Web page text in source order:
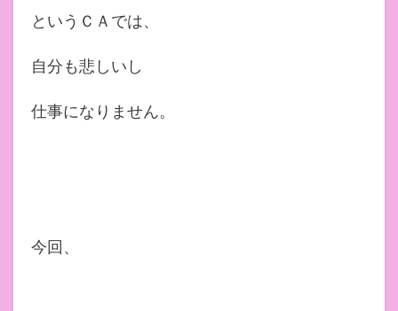
というＣＡでは、
自分も悲しいし
仕事になりません。
今回、